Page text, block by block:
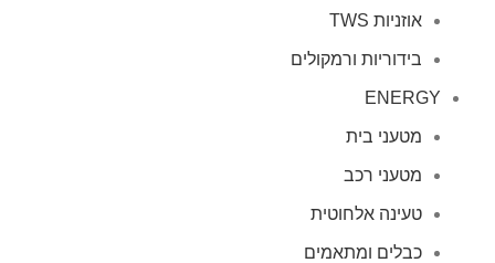
אוזניות TWS
בידוריות ורמקולים
ENERGY
מטעני בית
מטעני רכב
טעינה אלחוטית
כבלים ומתאמים